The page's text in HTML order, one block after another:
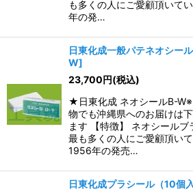
も多くの人にご愛顧頂いて
年の発…
日東化成一般パテネオシー
W]
23,700円(税込)
★日東化成 ネオシールB-
物でも沖縄県へのお届けは
ます 【特徴】 ネオシール
最も多くの人にご愛顧頂い
1956年の発売…
日東化成プラシール（10個入